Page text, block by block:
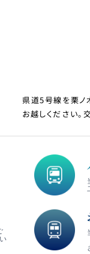
県道5号線を栗ノ
お越しください。